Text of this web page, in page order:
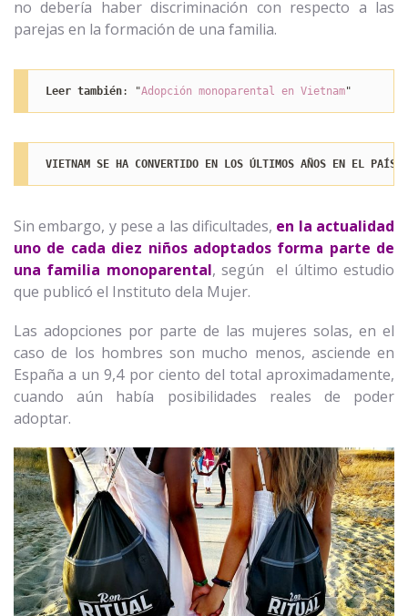
no debería haber discriminación con respecto a las
parejas en la formación de una familia.
Leer también: "Adopción monoparental en Vietnam"
VIETNAM SE HA CONVERTIDO EN LOS ÚLTIMOS AÑOS EN EL PAÍS A
Sin embargo, y pese a las dificultades, en la actualidad
uno de cada diez niños adoptados forma parte de
una familia monoparental, según el último estudio
que publicó el Instituto dela Mujer.
Las adopciones por parte de las mujeres solas, en el
caso de los hombres son mucho menos, asciende en
España a un 9,4 por ciento del total aproximadamente,
cuando aún había posibilidades reales de poder
adoptar.